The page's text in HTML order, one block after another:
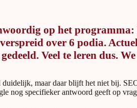
op het
over 6 podia.
Veel te leren dus.
duidelijk, maar daar blijft het niet bij.
nog specifieker antwoord geeft op